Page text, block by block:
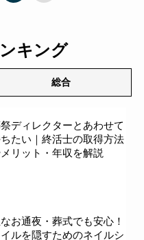
キング
総合
ディレクターとあわせて
たい｜終活士の取得方法
リット・年収を解説
お通夜・葬式でも安心！
ルを隠すためのネイルシ